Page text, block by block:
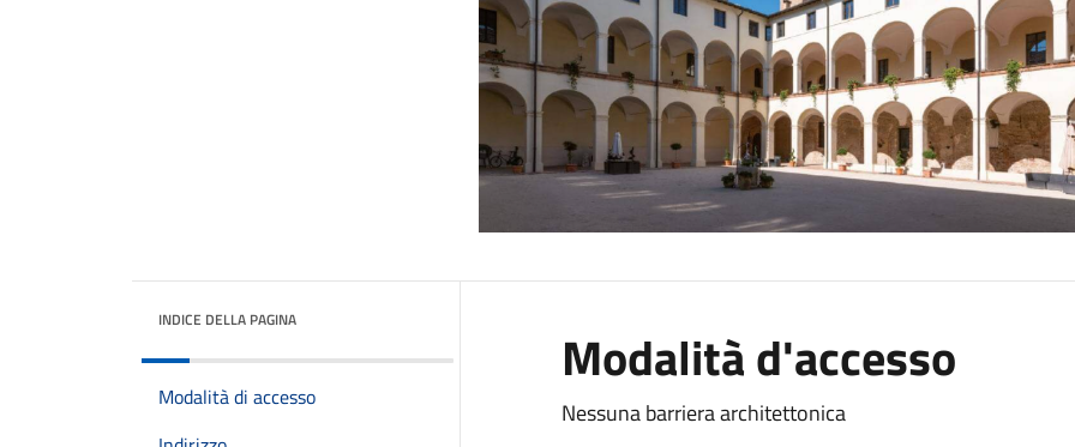
INDICE DELLA PAGINA
Modalità di accesso
Modalità d'accesso
Nessuna barriera architettonica